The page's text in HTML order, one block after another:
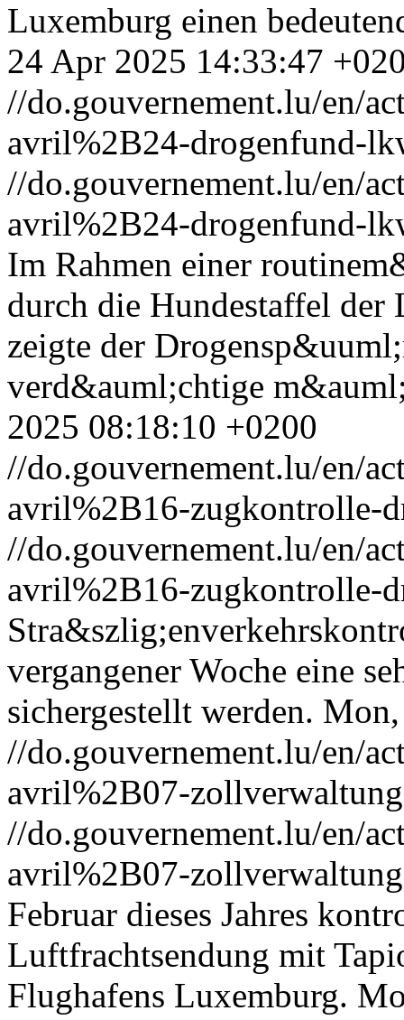
Luxemburg einen
24 Apr 2025 14:33:47
//do.gouvernement.lu/en/
avril%2B24-drogenfund-
//do.gouvernement.lu/en/
avril%2B24-drogenfund-
Im Rahmen einer
durch die Hundestaffel
zeigte der
verd&auml;chtige
2025 08:18:10 +0200
//do.gouvernement.lu/en/
avril%2B16-zugkontrolle-
//do.gouvernement.lu/en/
avril%2B16-zugkontrolle-
vergangener Woche eine
sichergestellt werden.
//do.gouvernement.lu/en/
avril%2B07-
//do.gouvernement.lu/en/
avril%2B07-
Februar dieses Jahres
Luftfrachtsendung mit
Flughafens Luxemburg.